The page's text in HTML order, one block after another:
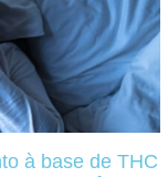
à base de THC